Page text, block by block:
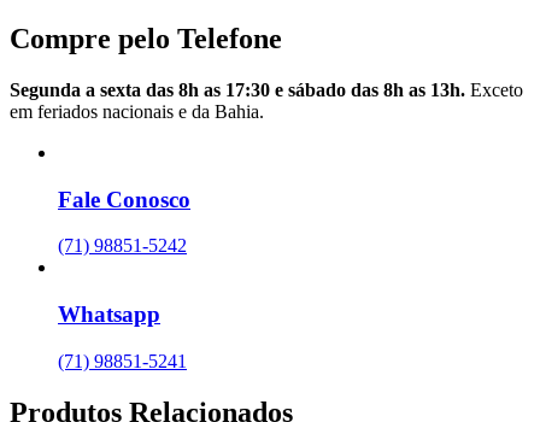
Compre pelo Telefone
Segunda a sexta das 8h as 17:30 e sábado das 8h as 13h. Exceto
em feriados nacionais e da Bahia.
Fale Conosco
(71) 98851-5242
Whatsapp
(71) 98851-5241
Produtos Relacionados